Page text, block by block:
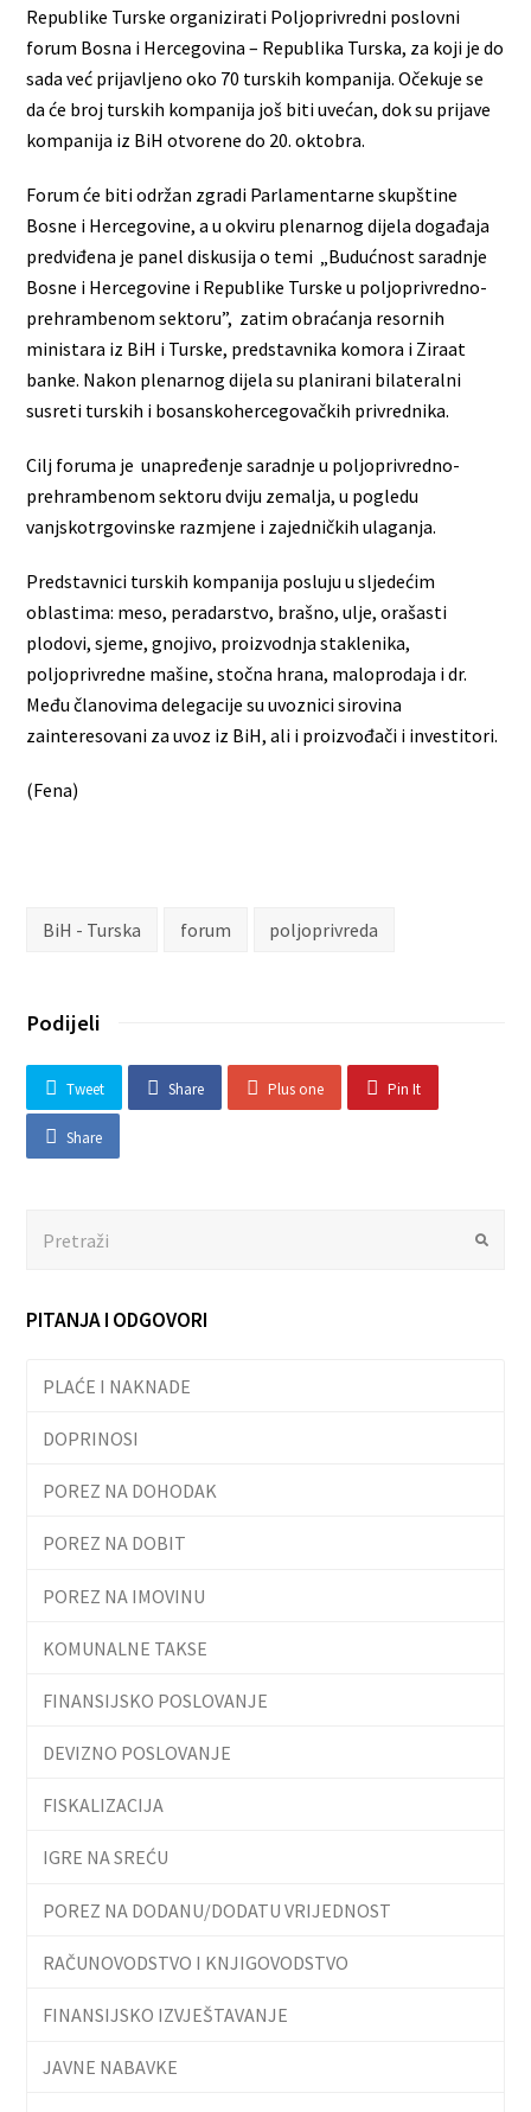
Republike Turske organizirati Poljoprivredni poslovni
forum Bosna i Hercegovina – Republika Turska, za koji je do
sada već prijavljeno oko 70 turskih kompanija. Očekuje se
da će broj turskih kompanija još biti uvećan, dok su prijave
kompanija iz BiH otvorene do 20. oktobra.
Forum će biti održan zgradi Parlamentarne skupštine
Bosne i Hercegovine, a u okviru plenarnog dijela događaja
predviđena je panel diskusija o temi „Budućnost saradnje
Bosne i Hercegovine i Republike Turske u poljoprivredno-
prehrambenom sektoru”, zatim obraćanja resornih
ministara iz BiH i Turske, predstavnika komora i Ziraat
banke. Nakon plenarnog dijela su planirani bilateralni
susreti turskih i bosanskohercegovačkih privrednika.
Cilj foruma je unapređenje saradnje u poljoprivredno-
prehrambenom sektoru dviju zemalja, u pogledu
vanjskotrgovinske razmjene i zajedničkih ulaganja.
Predstavnici turskih kompanija posluju u sljedećim
oblastima: meso, peradarstvo, brašno, ulje, orašasti
plodovi, sjeme, gnojivo, proizvodnja staklenika,
poljoprivredne mašine, stočna hrana, maloprodaja i dr.
Među članovima delegacije su uvoznici sirovina
zainteresovani za uvoz iz BiH, ali i proizvođači i investitori.
(Fena)
BiH - Turska forum poljoprivreda
Podijeli
Tweet Share Plus one Pin It
Share
PITANJA I ODGOVORI
PLAĆE I NAKNADE
DOPRINOSI
POREZ NA DOHODAK
POREZ NA DOBIT
POREZ NA IMOVINU
KOMUNALNE TAKSE
FINANSIJSKO POSLOVANJE
DEVIZNO POSLOVANJE
FISKALIZACIJA
IGRE NA SREĆU
POREZ NA DODANU/DODATU VRIJEDNOST
RAČUNOVODSTVO I KNJIGOVODSTVO
FINANSIJSKO IZVJEŠTAVANJE
JAVNE NABAVKE